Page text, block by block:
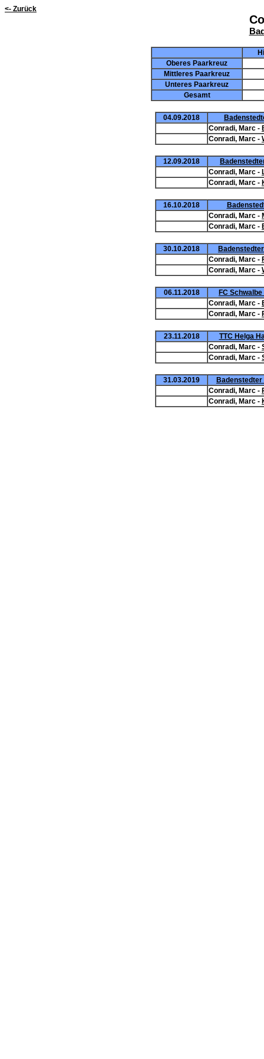
<- Zurück
Oberes Paarkreuz
Mittleres Paarkreuz
Unteres Paarkreuz
Gesamt
04.09.2018
Conradi, Marc -
Conradi, Marc -
12.09.2018
Conradi, Marc -
Conradi, Marc -
16.10.2018
Conradi, Marc -
Conradi, Marc -
30.10.2018
Conradi, Marc -
Conradi, Marc -
06.11.2018
FC
Conradi, Marc -
Conradi, Marc -
23.11.2018
TTC Helga
Conradi, Marc -
Conradi, Marc -
31.03.2019
Badenstedter
Conradi, Marc -
Conradi, Marc -